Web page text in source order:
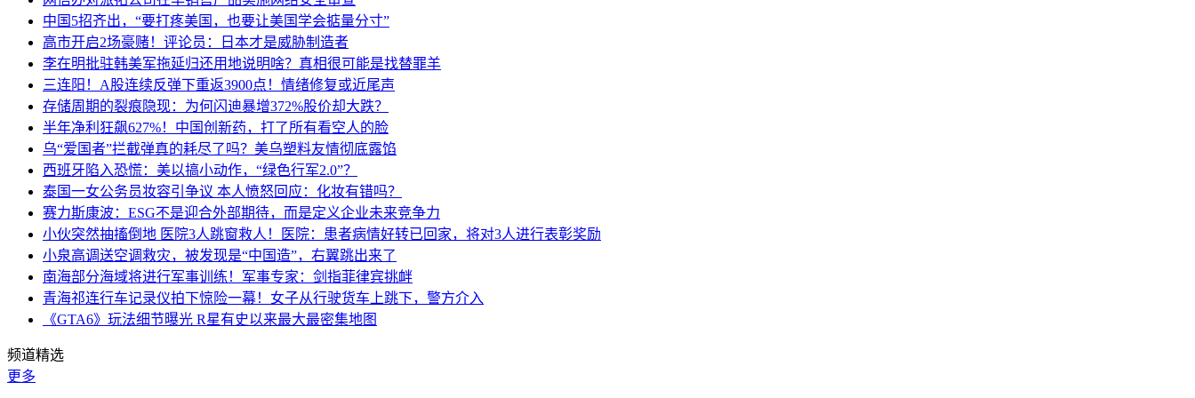
中国5招齐出，“要打疼美国，也要让美国学会掂量分寸”
高市开启2场豪赌！评论员：日本才是威胁制造者
李在明批驻韩美军拖延归还用地说明啥？真相很可能是找替罪羊
三连阳！A股连续反弹下重返3900点！情绪修复或近尾声
存储周期的裂痕隐现：为何闪迪暴增372%股价却大跌？
半年净利狂飙627%！中国创新药，打了所有看空人的脸
乌“爱国者”拦截弹真的耗尽了吗？美乌塑料友情彻底露馅
西班牙陷入恐慌：美以搞小动作，“绿色行军2.0”？
泰国一女公务员妆容引争议 本人愤怒回应：化妆有错吗？
赛力斯康波：ESG不是迎合外部期待，而是定义企业未来竞争力
小伙突然抽搐倒地 医院3人跳窗救人！医院：患者病情好转已回家，将对3人进行表彰奖励
小泉高调送空调救灾，被发现是“中国造”，右翼跳出来了
南海部分海域将进行军事训练！军事专家：剑指菲律宾挑衅
青海祁连行车记录仪拍下惊险一幕！女子从行驶货车上跳下，警方介入
《GTA6》玩法细节曝光 R星有史以来最大最密集地图
频道精选
更多